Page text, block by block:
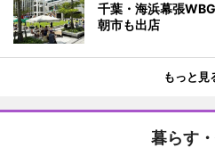
千葉・海浜幕張
朝市も出店
もっと見
暮らす